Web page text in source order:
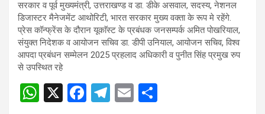
सरकार व पूर्व मुख्यमंत्री, उत्तराखण्ड व डा. डीके असवाल, सदस्य, नेशनल
डिजास्टर मैनेजमेंट आथोरिटी, भारत सरकार मुख्य वक्ता के रूप मे रहेंगे.
प्रेस कॉन्फ्रेंस के दौरान यूकाॅस्ट के प्रबंधक जनसम्पर्क अमित पोखरियाल,
संयुक्त निदेशक व आयोजन सचिव डा. डीपी उनियाल, आयोजन सचिव, विश्व
आपदा प्रबंधन सम्मेलन 2025 प्रहलाद अधिकारी व पुनीत सिंह प्रमुख रुप
से उपस्थित रहे
W X
F
T
E